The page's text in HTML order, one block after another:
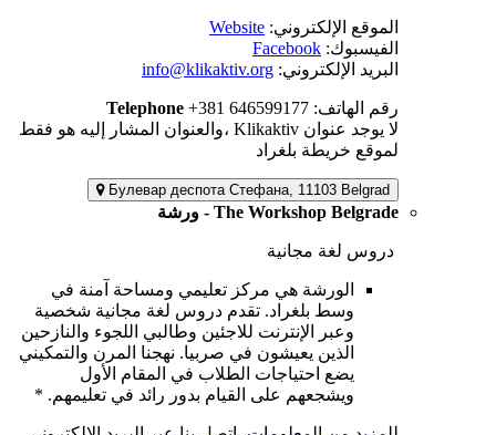
الموقع الإلكتروني: Website
الفيسبوك: Facebook
البريد الإلكتروني: info@klikaktiv.org
رقم الهاتف: Telephone +381 646599177
لا يوجد عنوان Klikaktiv ،والعنوان المشار إليه هو فقط
لموقع خريطة بلغراد
Булевар деспота Стефана, 11103 Belgrad
The Workshop Belgrade - ورشة
دروس لغة مجانية
الورشة هي مركز تعليمي ومساحة آمنة في
وسط بلغراد. تقدم دروس لغة مجانية شخصية
وعبر الإنترنت للاجئين وطالبي اللجوء والنازحين
الذين يعيشون في صربيا. نهجنا المرن والتمكيني
يضع احتياجات الطلاب في المقام الأول
ويشجعهم على القيام بدور رائد في تعليمهم. *